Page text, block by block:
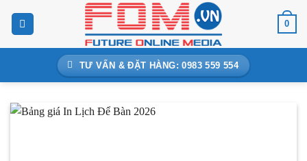
0
TƯ VẤN & ĐẶT HÀNG: 0983 559 554